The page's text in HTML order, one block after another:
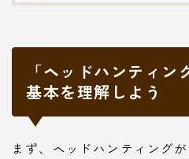
「ヘッドハンティン
基本を理解しよう
まず、ヘッドハンティング